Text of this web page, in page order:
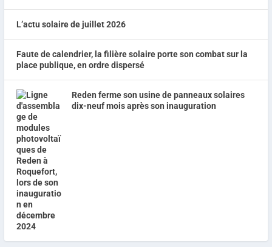
L’actu solaire de juillet 2026
Faute de calendrier, la filière solaire porte son combat sur la
place publique, en ordre dispersé
Reden ferme son usine de panneaux solaires
dix-neuf mois après son inauguration